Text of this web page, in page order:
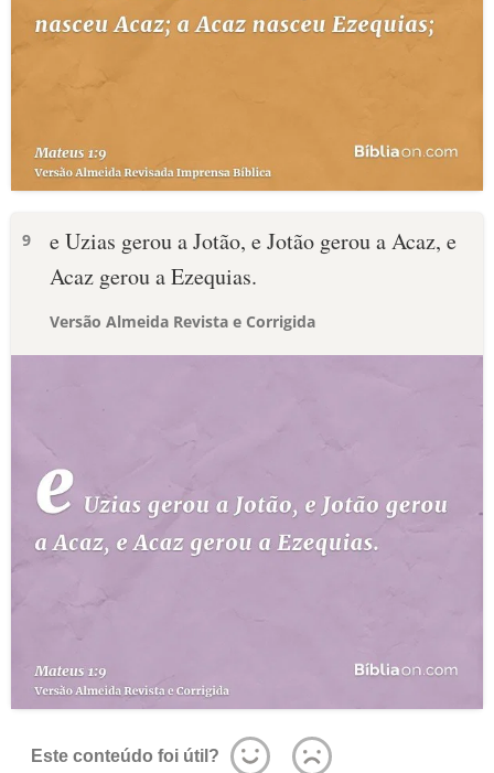
9
e Uzias gerou a Jotão, e Jotão gerou a Acaz, e
Acaz gerou a Ezequias.
Versão Almeida Revista e Corrigida
Este conteúdo foi útil?